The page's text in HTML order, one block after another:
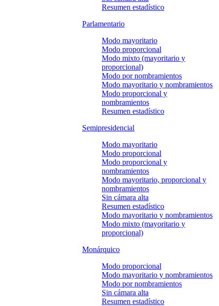
Resumen estadístico
Parlamentario
Modo mayoritario
Modo proporcional
Modo mixto (mayoritario y
proporcional)
Modo por nombramientos
Modo mayoritario y nombramientos
Modo proporcional y
nombramientos
Resumen estadístico
Semipresidencial
Modo mayoritario
Modo proporcional
Modo proporcional y
nombramientos
Modo mayoritario, proporcional y
nombramientos
Sin cámara alta
Resumen estadístico
Modo mayoritario y nombramientos
Modo mixto (mayoritario y
proporcional)
Monárquico
Modo proporcional
Modo mayoritario y nombramientos
Modo por nombramientos
Sin cámara alta
Resumen estadístico